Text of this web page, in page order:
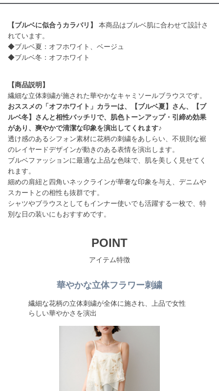
【ブルベに似合うカラバリ】
本商品はブルベ肌に合わせて設計さ
れています。
◆ブルベ夏：オフホワイト、ベージュ
◆ブルベ冬：オフホワイト
【商品説明】
おススメの「オフホワイト」カラーは、【ブルベ夏】さん、【ブ
ルベ冬】さんと相性バッチリで、肌色トーンアップ・引締め効果
があり、爽やかで清潔な印象を演出してくれます♪
透け感のあるシフォン素材に花柄の刺繍をあしらい、不規則な裾
のレイヤードデザインが動きのある表情を演出します。
ブルベファッションに最適な上品な色味で、肌を美しく見せてく
れます。
細めの肩紐と四角いネックラインが華奢な印象を与え、デニムや
スカートとの相性も抜群です。
シャツやブラウスとしてもインナー使いでも活躍する一枚で、特
別な日の装いにもおすすめです。
POINT
アイテム特徴
華やかな立体フラワー刺繍
繊細な花柄の立体刺繍が全体に施され、上品で女性
らしい華やかさを演出